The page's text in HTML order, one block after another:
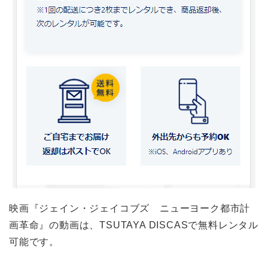
映画『ジェイン・ジェイコブズ ニューヨーク都市計
画革命』の動画は、TSUTAYA DISCASで無料レンタル
可能です。